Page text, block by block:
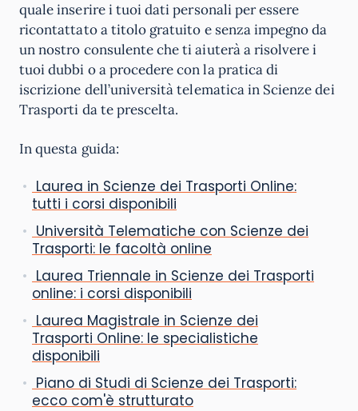
quale inserire i tuoi dati personali per essere
ricontattato a titolo gratuito e senza impegno da
un nostro consulente che ti aiuterà a risolvere i
tuoi dubbi o a procedere con la pratica di
iscrizione dell’università telematica in Scienze dei
Trasporti da te prescelta.
In questa guida:
Laurea in Scienze dei Trasporti Online:
tutti i corsi disponibili
Università Telematiche con Scienze dei
Trasporti: le facoltà online
Laurea Triennale in Scienze dei Trasporti
online: i corsi disponibili
Laurea Magistrale in Scienze dei
Trasporti Online: le specialistiche
disponibili
Piano di Studi di Scienze dei Trasporti:
ecco com'è strutturato